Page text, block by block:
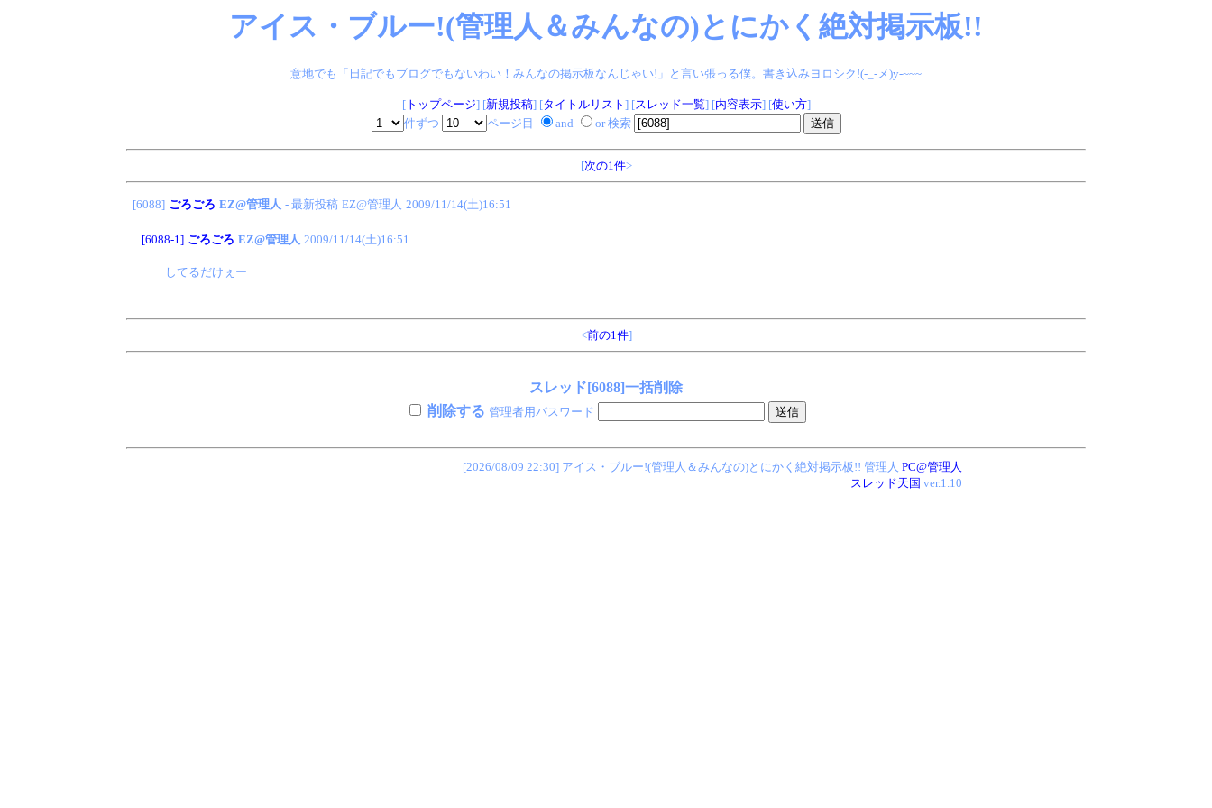
アイス・ブルー!(管理人＆みんなの)とにかく絶対掲示板!!
意地でも「日記でもブログでもないわい！みんなの掲示板なんじゃい!」と言い張っる僕。書き込みヨロシク!(-_-メ)y-~~~
[トップページ] [新規投稿] [タイトルリスト ] [スレッド一覧] [内容表示] [使い方]
件ずつ
ページ目 and or 検索
[次の1件>
[6088] ごろごろ EZ@管理人 - 最新投稿 EZ@管理人 2009/11/14(土)16:51
[6088-1] ごろごろ EZ@管理人 2009/11/14(土)16:51
してるだけぇー
<前の1件]
スレッド[6088]一括削除
削除する 管理者用パスワード
[2026/08/09 22:30] アイス・ブルー!(管理人＆みんなの)とにかく絶対掲示板!! 管理人 PC@管理人
スレッド天国 ver.1.10